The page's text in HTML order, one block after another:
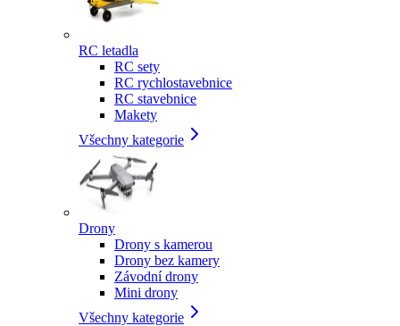
RC letadla
RC sety
RC rychlostavebnice
RC stavebnice
Makety
Všechny kategorie
Drony
Drony s kamerou
Drony bez kamery
Závodní drony
Mini drony
Všechny kategorie